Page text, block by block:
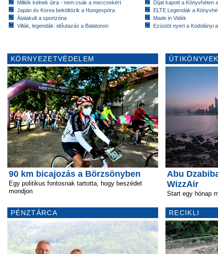
Milliók kelnek útra - nem csak a meccsekért
Japán és Korea beköltözik a Hungexpóra
Átalakult a sportzóna
Villák, legendák: időutazás a Balatonon
Díjat kapott a Könyvhéten
ELTE Legendák a
Made in Vidék
Ezüstöt nyert a Kodolányi
KÖRNYEZETVÉDELEM
90 km bicajozás a Börzsönyben
Egy politikus fontosnak tartotta, hogy beszédet
mondjon
PÉNZTÁRCA
Abu
WizzAir
Start egy hónap
RECIKLI